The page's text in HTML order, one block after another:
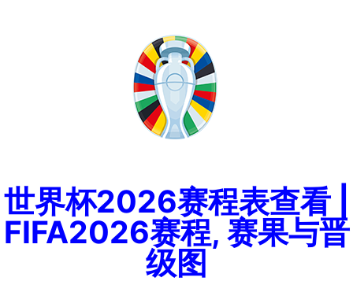
世界杯2026赛程表查看 |
FIFA2026赛程, 赛果与晋
级图